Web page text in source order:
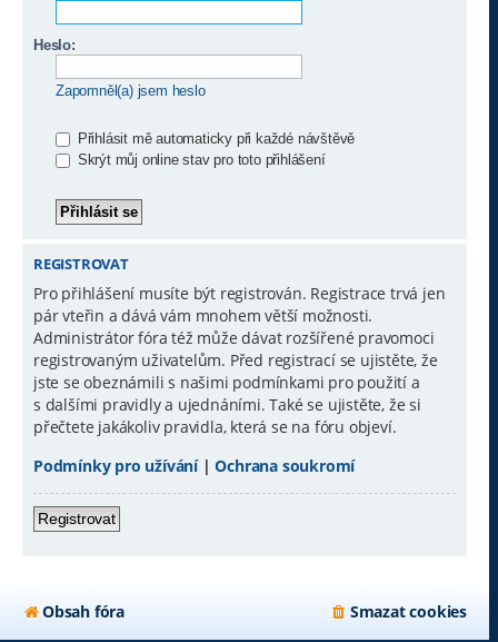
Heslo:
Zapomněl(a) jsem heslo
Přihlásit mě automaticky při každé návštěvě
Skrýt můj online stav pro toto přihlášení
REGISTROVAT
Pro přihlášení musíte být registrován. Registrace trvá jen
pár vteřin a dává vám mnohem větší možnosti.
Administrátor fóra též může dávat rozšířené pravomoci
registrovaným uživatelům. Před registrací se ujistěte, že
jste se obeznámili s našimi podmínkami pro použití a
s dalšími pravidly a ujednáními. Také se ujistěte, že si
přečtete jakákoliv pravidla, která se na fóru objeví.
Podmínky pro užívání|Ochrana soukromí
Registrovat
Obsah fóra Smazat cookies